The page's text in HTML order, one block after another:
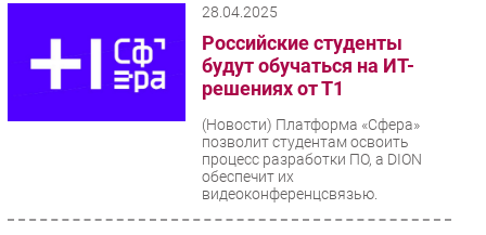
Аналитика
Интервью
Мероприятия
функционала. В числе ключевых
нововведений...
28.04.2025
Российские студенты
будут обучаться на ИТ-
решениях от Т1
(Новости) Платформа «Сфера»
позволит студентам освоить
процесс разработки ПО, а DION
обеспечит их
видеоконференцсвязью.